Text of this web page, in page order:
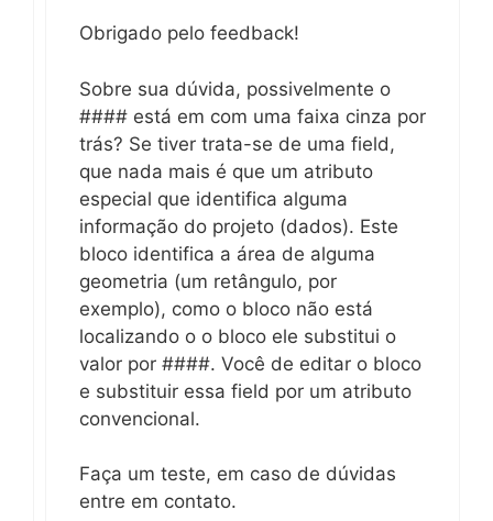
Obrigado pelo feedback!
Sobre sua dúvida, possivelmente o
#### está em com uma faixa cinza por
trás? Se tiver trata-se de uma field,
que nada mais é que um atributo
especial que identifica alguma
informação do projeto (dados). Este
bloco identifica a área de alguma
geometria (um retângulo, por
exemplo), como o bloco não está
localizando o o bloco ele substitui o
valor por ####. Você de editar o bloco
e substituir essa field por um atributo
convencional.
Faça um teste, em caso de dúvidas
entre em contato.